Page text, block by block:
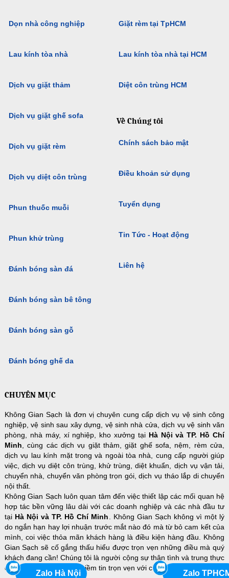
Zalo Hà Nội Zalo
Dọn nhà công nghiệp
Lau kính tòa nhà
Dịch vụ giặt thảm
Dịch vụ giặt ghế sofa
Dịch vụ giặt rèm
Dịch vụ diệt côn trùng
Phun thuốc muỗi
Phun khử trùng
Đánh bóng sàn đá
Đánh bóng sàn bê tông
Đánh bóng sàn gỗ
Đánh bóng ghế da
Giặt rèm tại TpHCM
Lau kính tòa nhà tại HCM
Diệt côn trùng HCM
Về Chúng tôi
Chính sách bảo mật
Điều khoản sử dụng
Tuyển dụng
Tin Tức - Hoạt động
Liên hệ
CHUYÊN MỤC
Không Gian Sạch là đơn vị chuyên cung cấp dịch vụ vệ sinh công
nghiệp, vệ sinh sau xây dựng, vệ sinh nhà cửa, dịch vụ vệ sinh văn
phòng, nhà máy, xí nghiệp, kho xưởng tại Hà Nội và TP. Hồ Chí
Minh , cùng các dịch vụ giặt thảm, giặt ghế sofa, nệm, rèm cửa,
dịch vụ lau kính mặt trong và ngoài tòa nhà, cung cấp người giúp
việc, dịch vụ diệt côn trùng, khử trùng, diệt khuẩn, dịch vụ vận tải,
chuyển nhà, chuyển văn phòng trọn gói, dịch vụ tháo lắp di chuyển
nội thất.
Không Gian Sạch luôn quan tâm đến việc thiết lập các mối quan hệ
hợp tác bền vững lâu dài với các doanh nghiệp và các nhà đầu tư
tại Hà Nội và TP. Hồ Chí Minh . Không Gian Sạch không vì một lý
do ngắn hạn hay lợi nhuận trước mắt nào đó mà từ bỏ cam kết của
mình, coi việc thỏa mãn khách hàng là điều kiện hàng đầu. Không
Gian Sạch sẽ cố gắng thấu hiểu được trọn vẹn những điều mà quý
khách đang cần! Chúng tôi là người cộng sự thân tình và trung thực
để quý khách hàng đặt niềm tin trọn vẹn với chi phí hợp lý nhất!